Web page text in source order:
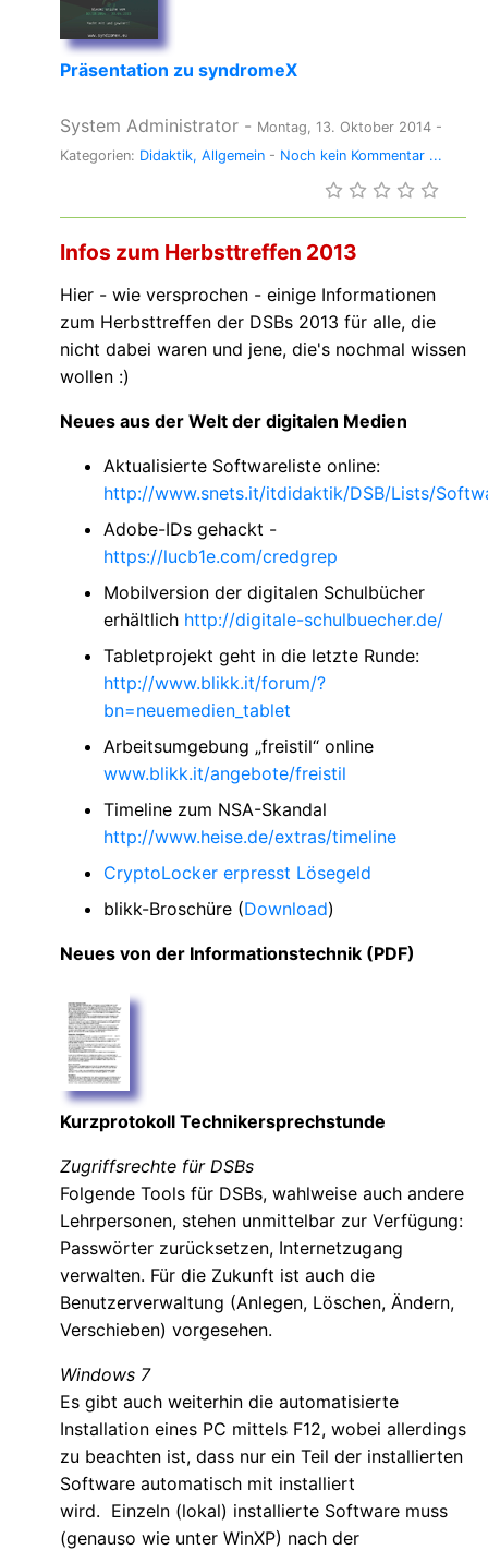
Präsentation zu syndromeX
System Administrator - Montag, 13. Oktober 2014 -
Kategorien: Didaktik Allgemein - Noch kein Kommentar ...
Infos zum Herbsttreffen 2013
Hier - wie versprochen - einige Informationen
zum Herbsttreffen der DSBs 2013 für alle, die
nicht dabei waren und jene, die's nochmal wissen
wollen :)
Neues aus der Welt der digitalen Medien
Aktualisierte Softwareliste online:
http://www.snets.it/itdidaktik/DSB/Lists/
Adobe-IDs gehackt -
https://lucb1e.com/credgrep
Mobilversion der digitalen Schulbücher
erhältlich http://digitale-schulbuecher.de/
Tabletprojekt geht in die letzte Runde:
http://www.blikk.it/forum/?
bn=neuemedien_tablet
Arbeitsumgebung „freistil“ online
www.blikk.it/angebote/freistil
Timeline zum NSA-Skandal
http://www.heise.de/extras/timeline
CryptoLocker erpresst Lösegeld
blikk-Broschüre (Download)
Neues von der Informationstechnik (PDF)
Kurzprotokoll Technikersprechstunde
Zugriffsrechte für DSBs
Folgende Tools für DSBs, wahlweise auch andere
Lehrpersonen, stehen unmittelbar zur Verfügung:
Passwörter zurücksetzen, Internetzugang
verwalten. Für die Zukunft ist auch die
Benutzerverwaltung (Anlegen, Löschen, Ändern,
Verschieben) vorgesehen.
Windows 7
Es gibt auch weiterhin die automatisierte
Installation eines PC mittels F12, wobei allerdings
zu beachten ist, dass nur ein Teil der installierten
Software automatisch mit installiert
wird. Einzeln (lokal) installierte Software muss
(genauso wie unter WinXP) nach der